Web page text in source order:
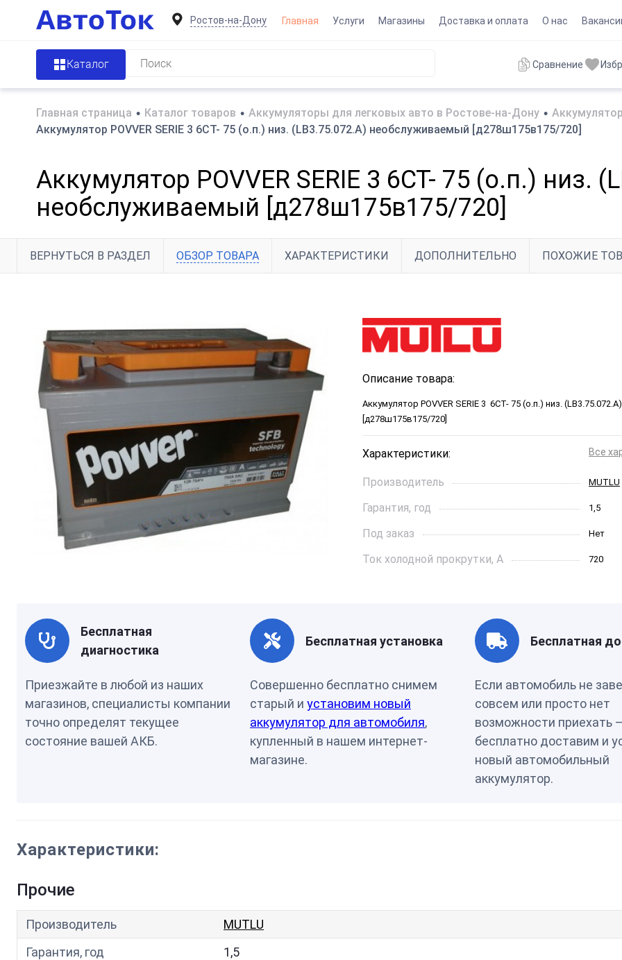
Ростов-на-Дону Главная Услуги Магазины Доставка и оплата О нас
Каталог Сравнение
Главная страница • Каталог товаров • Аккумуляторы для легковых авто в Ростове-на-Дону •
Аккумулятор POVVER SERIE 3 6CT- 75 (о.п.) низ. (LB3.75.072.A) необслуживаемый [д278ш175в175/720]
Аккумулятор POVVER SERIE 3 6CT- 75 (о.п.) низ.
необслуживаемый [д278ш175в175/720]
ВЕРНУТЬСЯ В РАЗДЕЛ ОБЗОР ТОВАРА ХАРАКТЕРИСТИКИ ДОПОЛНИТЕЛЬНО ПОХОЖИЕ
Описание товара:
Аккумулятор POVVER SERIE 3 6CT- 75 (о.п.) низ.
[д278ш175в175/720]
Характеристики: Все
Производитель MUTLU
Гарантия, год 1,5
Под заказ Нет
Ток холодной прокрутки, A 720
Артикул 00-
Бесплатная
диагностика
Приезжайте в любой из наших
магазинов, специалисты компании
точно определят текущее
состояние вашей АКБ.
Бесплатная установка
Совершенно бесплатно снимем
старый и установим новый
аккумулятор для автомобиля,
купленный в нашем интернет-
магазине.
Бесплатная
Если автомобиль не
совсем или просто нет
возможности приехать
бесплатно доставим и
новый автомобильный
аккумулятор.
Характеристики:
Прочие
Производитель
MUTLU
Гарантия, год
1,5